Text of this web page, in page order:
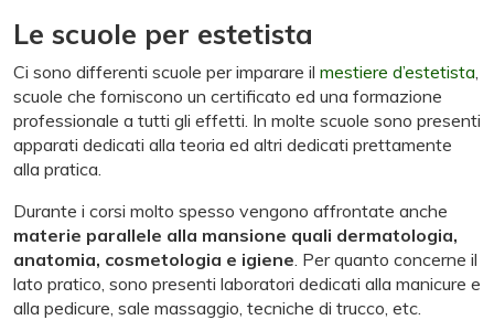
Le scuole per estetista
Ci sono differenti scuole per imparare il mestiere d’estetista
scuole che forniscono un certificato ed una formazione
professionale a tutti gli effetti. In molte scuole sono presenti
apparati dedicati alla teoria ed altri dedicati prettamente
alla pratica.
Durante i corsi molto spesso vengono affrontate anche
materie parallele alla mansione quali dermatologia,
anatomia, cosmetologia e igiene . Per quanto concerne il
lato pratico, sono presenti laboratori dedicati alla manicure e
alla pedicure, sale massaggio, tecniche di trucco, etc.